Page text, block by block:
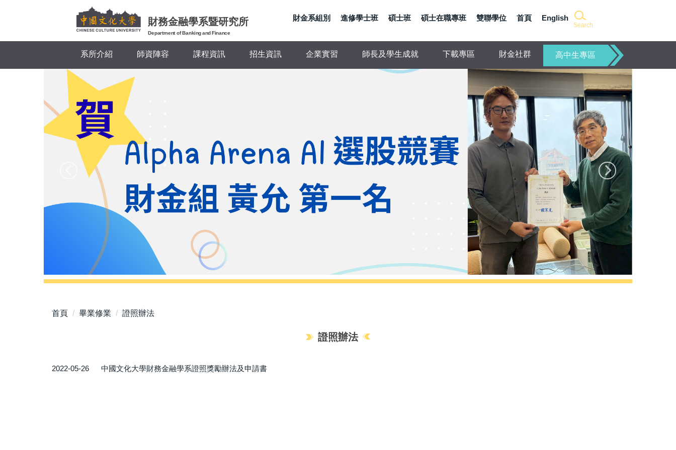
要
容
財務金融學系暨研究所
Department of Banking and Finance
Search
財金系組別 進修學士班 碩士班 碩士在職專班 雙聯學位 首頁 English
系所介紹 師資陣容 課程資訊 招生資訊 企業實習 師長及學生成就 下載專區 財金社群 高中生專區
首頁 畢業修業 證照辦法
證照辦法
2022-05-26 中國文化大學財務金融學系證照獎勵辦法及申請書